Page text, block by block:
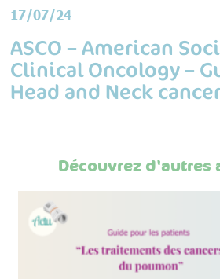
17/07/24
ASCO – American
Clinical Oncology –
Head and Neck
Découvrez d'autres